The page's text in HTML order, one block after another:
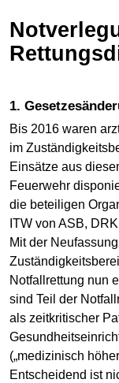
Notverlegung - Umsetzung
1.
Bis 2016 waren
im
Einsätze aus
Feuerwehr
die beteiligen
ITW von ASB,
Mit der
Notfallrettung nun
sind Teil der
als zeitkritischer
(„medizinisch
Entscheidend ist